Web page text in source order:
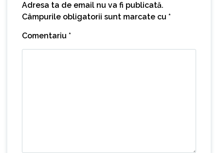
Adresa ta de email nu va fi publicată.
Câmpurile obligatorii sunt marcate cu *
Comentariu *